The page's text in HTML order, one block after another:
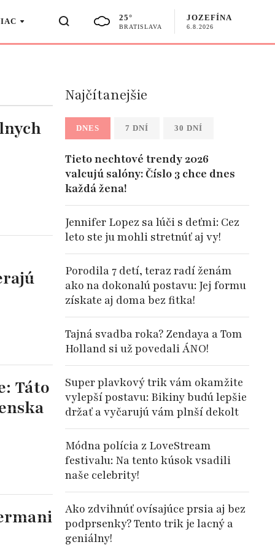
25°
BRATISLAVA
JOZEFÍNA
6.8.2026
Táto
Najčítanejšie
DNES 7 DNÍ 30 DNÍ
Tieto nechtové trendy 2026
valcujú salóny: Číslo 3 chce dnes
každá žena!
Jennifer Lopez sa lúči s deťmi: Cez
leto ste ju mohli stretnúť aj vy!
Porodila 7 detí, teraz radí ženám
ako na dokonalú postavu: Jej formu
získate aj doma bez fitka!
Tajná svadba roka? Zendaya a Tom
Holland si už povedali ÁNO!
Super plavkový trik vám okamžite
vylepší postavu: Bikiny budú lepšie
držať a vyčarujú vám plnší dekolt
Módna polícia z LoveStream
festivalu: Na tento kúsok vsadili
naše celebrity!
Ako zdvihnúť ovísajúce prsia aj bez
podprsenky? Tento trik je lacný a
geniálny!